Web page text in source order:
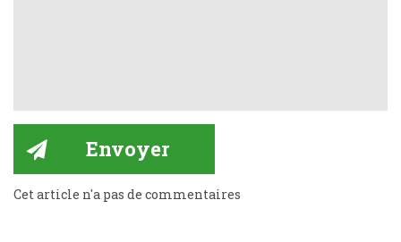
Cet article n'a pas de commentaires